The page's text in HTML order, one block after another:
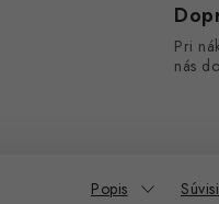
Pri
nás
Popis